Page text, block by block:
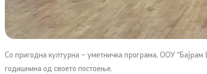
Со пригодна културна – уметничка програма, ООУ
годишнина од своето постоење.